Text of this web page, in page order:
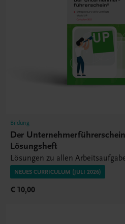
Bildung
Der
Lösungsheft
Lösungen zu allen
NEUES CURRICULUM (JULI 2026)
€ 10,00